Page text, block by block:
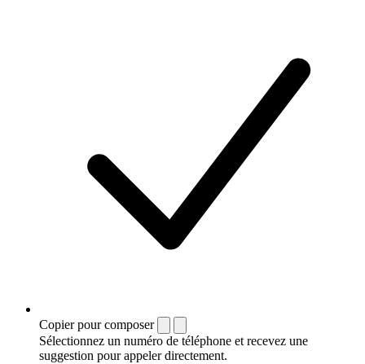
Copier pour composer
Sélectionnez un numéro de téléphone et recevez une
suggestion pour appeler directement.